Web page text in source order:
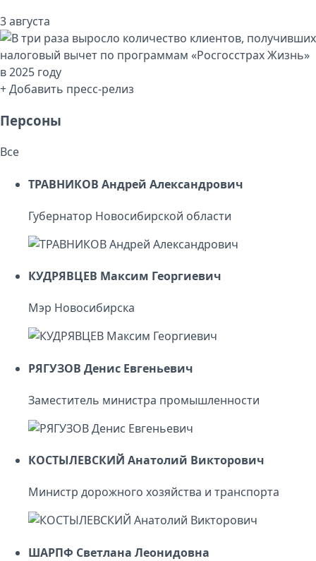
3 августа
+ Добавить пресс-релиз
Персоны
Все
ТРАВНИКОВ Андрей Александрович
Губернатор Новосибирской области
КУДРЯВЦЕВ Максим Георгиевич
Мэр Новосибирска
РЯГУЗОВ Денис Евгеньевич
Заместитель министра промышленности
КОСТЫЛЕВСКИЙ Анатолий Викторович
Министр дорожного хозяйства и транспорта
ШАРПФ Светлана Леонидовна